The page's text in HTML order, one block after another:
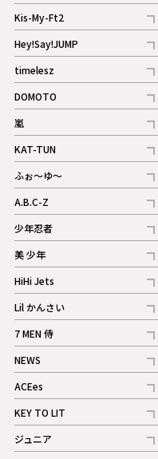
記事
Kis-My-Ft2
記事
ギャラリー
Hey!Say!JUMP
記事
timelesz
記事
DOMOTO
記事
嵐
記事
KAT-TUN
記事
ふぉ～ゆ～
記事
A.B.C-Z
記事
ギャラリー
少年忍者
記事
美 少年
記事
HiHi Jets
記事
Lil かんさい
記事
7 MEN 侍
記事
NEWS
記事
ACEes
記事
KEY TO LIT
記事
ジュニア
記事